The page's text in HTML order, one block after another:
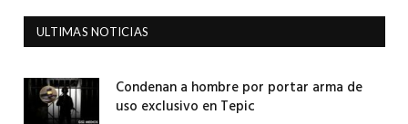
ULTIMAS NOTICIAS
Condenan a hombre por portar arma de
uso exclusivo en Tepic